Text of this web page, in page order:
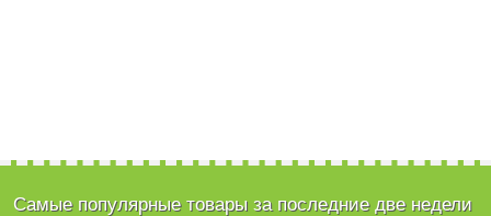
Самые популярные товары за последние две недели